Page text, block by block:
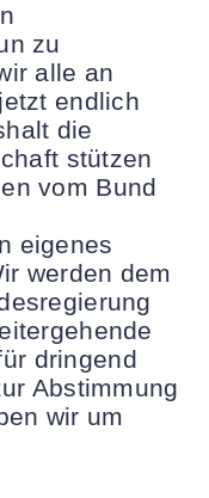
zu
alle an
endlich
die
stützen
vom Bund
eigenes
werden dem
dringend
Abstimmung
wir um